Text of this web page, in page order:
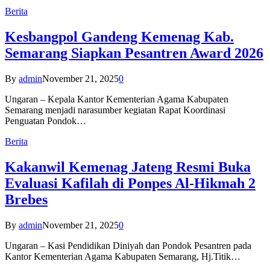
Berita
Kesbangpol Gandeng Kemenag Kab.
Semarang Siapkan Pesantren Award 2026
By adminNovember 21, 20250
Ungaran – Kepala Kantor Kementerian Agama Kabupaten
Semarang menjadi narasumber kegiatan Rapat Koordinasi
Penguatan Pondok…
Berita
Kakanwil Kemenag Jateng Resmi Buka
Evaluasi Kafilah di Ponpes Al-Hikmah 2
Brebes
By adminNovember 21, 20250
Ungaran – Kasi Pendidikan Diniyah dan Pondok Pesantren pada
Kantor Kementerian Agama Kabupaten Semarang, Hj.Titik…